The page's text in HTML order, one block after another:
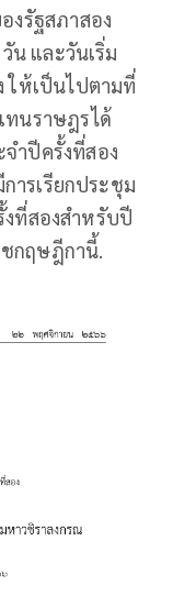
รัฐสภาสอง
น และวันเริ่ม
ให้เป็นไปตามที่
นราษฎรได้
ำปีครั้งที่สอง
ารเรียกประชุม
ที่สองสำหรับปี
ชกฤษฎีกานี้.